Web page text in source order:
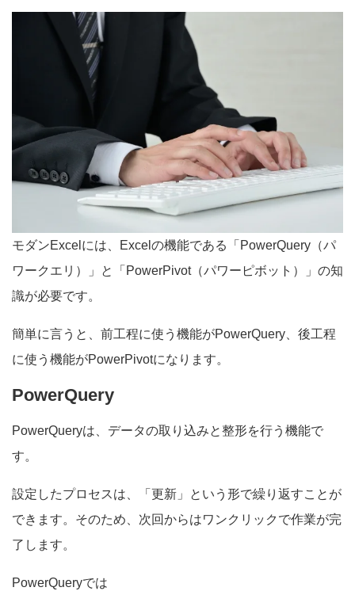
モダンExcelには、Excelの機能である「PowerQuery（パ
ワークエリ）」と「PowerPivot（パワーピボット）」の知
識が必要です。
簡単に言うと、前工程に使う機能がPowerQuery、後工程
に使う機能がPowerPivotになります。
PowerQuery
PowerQueryは、データの取り込みと整形を行う機能で
す。
設定したプロセスは、「更新」という形で繰り返すことが
できます。そのため、次回からはワンクリックで作業が完
了します。
PowerQueryでは